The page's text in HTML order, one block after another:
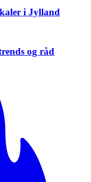
i Jylland
og råd